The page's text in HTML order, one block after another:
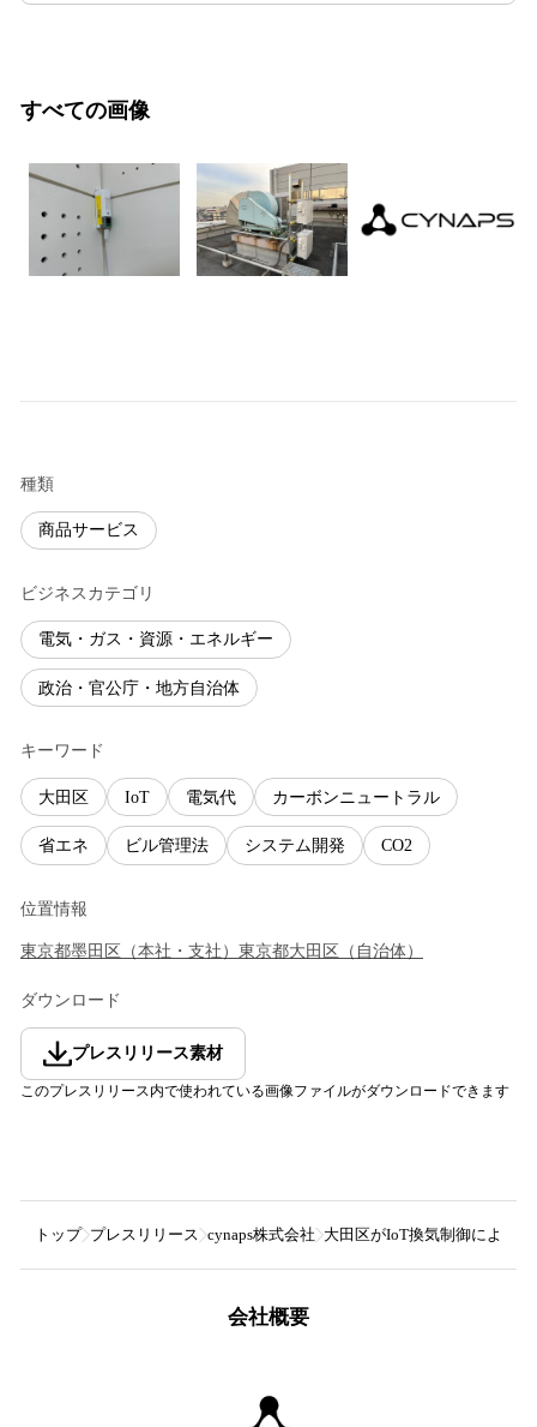
すべての画像
種類
商品サービス
ビジネスカテゴリ
電気・ガス・資源・エネルギー
政治・官公庁・地方自治体
キーワード
大田区 IoT 電気代 カーボンニュートラル
省エネ ビル管理法 システム開発 CO2
位置情報
東京都墨田区 （本社・支社 ） 東京都大田区 （ 自治体）
ダウンロード
プレスリリース素材
このプレスリリース内で使われている画像ファイルがダウンロードできます
トップ プレスリリース cynaps株式会社 大田区がIoT換気制御により
会社概要